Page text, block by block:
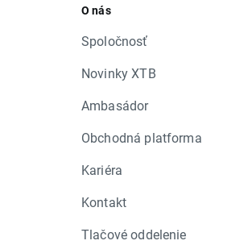
O nás
Spoločnosť
Novinky XTB
Ambasádor
Obchodná platforma
Kariéra
Kontakt
Tlačové oddelenie